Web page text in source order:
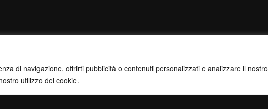
di navigazione, offrirti pubblicità o contenuti personalizzati e analizzare il nostro
utilizzo dei cookie.